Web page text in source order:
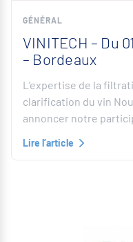
GÉNÉRAL
VINITECH – Du
– Bordeaux
L’expertise de la
clarification du vin
annoncer notre
Lire l’article